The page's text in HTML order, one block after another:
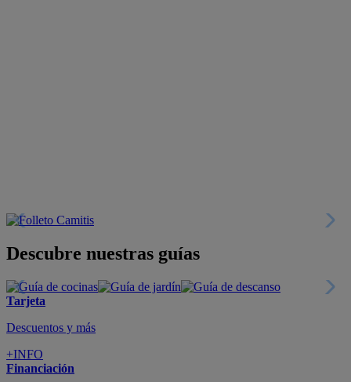
Descubre nuestras guías
Tarjeta
Descuentos y más
+INFO
Financiación